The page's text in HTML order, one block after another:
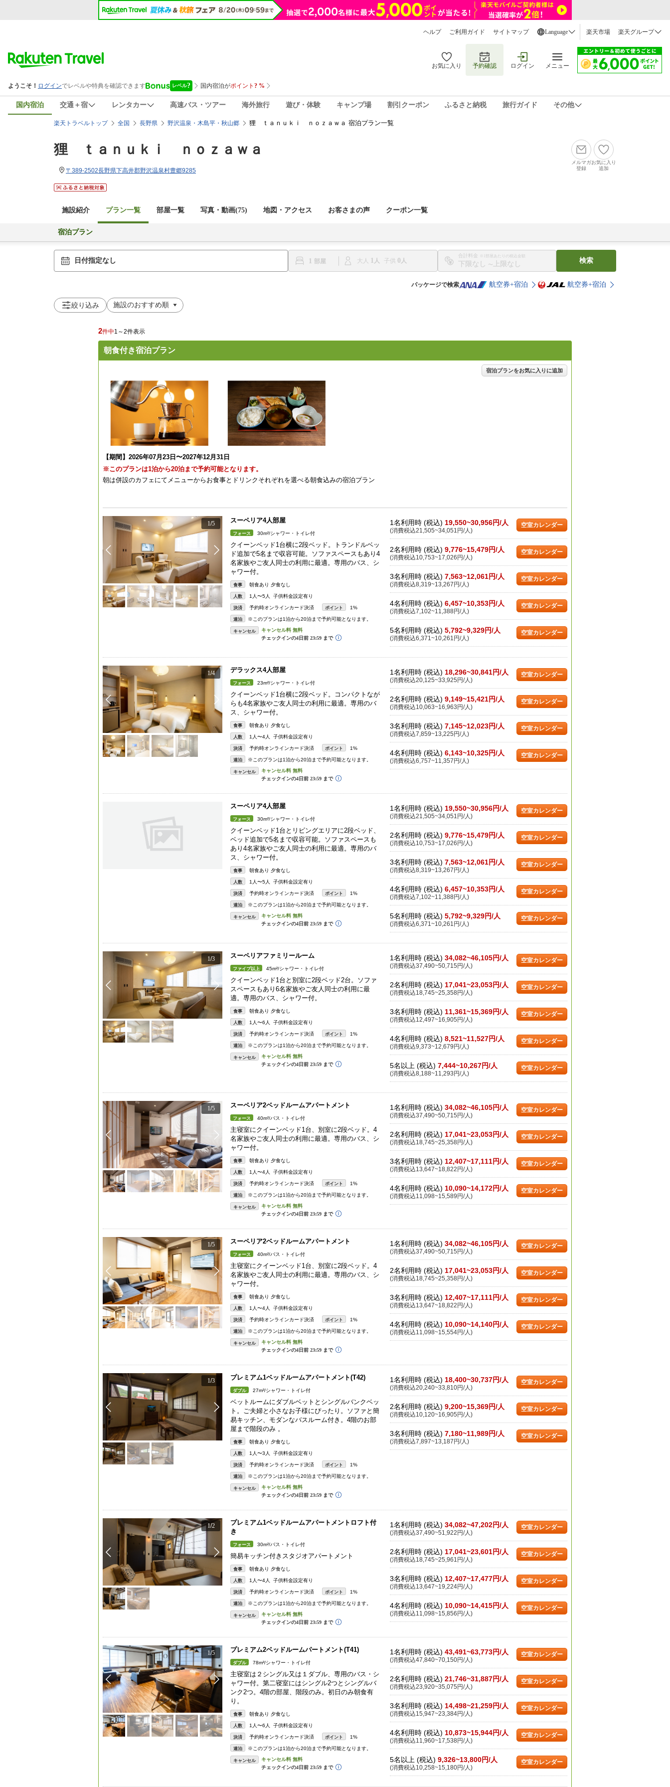
ヘルプ ご利用ガイド サイトマップ Language 楽天市場 楽天グループ
お気に入り 予約確認 ログイン メニュー
国内宿泊 交通＋宿 レンタカー 高速バス・ツアー 海外旅行 遊び・体験 キャンプ場 割引クーポン ふるさと納税 旅行ガイド その他
楽天トラベルトップ 全国 長野県 野沢温泉・木島平・秋山郷 狸 ｔａｎｕｋｉ ｎｏｚａｗａ 宿泊プラン一覧
狸 ｔａｎｕｋｉ ｎｏｚａｗａ
〒389-2502長野県下高井郡野沢温泉村豊郷9285
メルマガ
登録
お気に入り
追加
施設紹介 プラン一覧 部屋一覧 写真・動画(75) 地図・アクセス お客さまの声 クーポン一覧
宿泊プラン
日付指定なし 1 大人 1 子供 0
合計料金 ※1部屋あたりの税込金額
〜
検索
パッケージで検索 航空券+宿泊 航空券+宿泊
絞り込み
2件中1～2件表示
朝食付き宿泊プラン
宿泊プランをお気に入りに追加
【期間】2026年07月23日〜2027年12月31日
※このプランは1泊から20泊まで予約可能となります。
朝は併設のカフェにてメニューからお食事とドリンクそれぞれを選べる朝食込みの宿泊プラン
1/5 スーペリア4人部屋
フォース 30m²/シャワー・トイレ付
クイーンベッド1台横に2段ベッド。トランドルベッ
ド追加で5名まで収容可能。ソファスペースもあり4
名家族やご友人同士の利用に最適。専用のバス、シ
ャワー付。
食事 朝食あり 夕食なし
人数 1人〜5人 子供料金設定有り
決済 予約時オンラインカード決済 ポイント 1%
連泊 ※このプランは1泊から20泊まで予約可能となります。
キャンセル
1名利用時 (税込) 19,550~30,956円/人
(消費税込21,505~34,051円/人)
空室カレンダー
2名利用時 (税込) 9,776~15,479円/人
(消費税込10,753~17,026円/人)
空室カレンダー
3名利用時 (税込) 7,563~12,061円/人
(消費税込8,319~13,267円/人)
空室カレンダー
4名利用時 (税込) 6,457~10,353円/人
(消費税込7,102~11,388円/人)
空室カレンダー
5名利用時 (税込) 5,792~9,329円/人
(消費税込6,371~10,261円/人)
空室カレンダー
1/4 デラックス4人部屋
フォース 23m²/シャワー・トイレ付
クイーンベッド1台横に2段ベッド。コンパクトなが
らも4名家族やご友人同士の利用に最適。専用のバ
ス、シャワー付。
食事 朝食あり 夕食なし
人数 1人〜4人 子供料金設定有り
決済 予約時オンラインカード決済 ポイント 1%
連泊 ※このプランは1泊から20泊まで予約可能となります。
キャンセル
1名利用時 (税込) 18,296~30,841円/人
(消費税込20,125~33,925円/人)
空室カレンダー
2名利用時 (税込) 9,149~15,421円/人
(消費税込10,063~16,963円/人)
空室カレンダー
3名利用時 (税込) 7,145~12,023円/人
(消費税込7,859~13,225円/人)
空室カレンダー
4名利用時 (税込) 6,143~10,325円/人
(消費税込6,757~11,357円/人)
空室カレンダー
スーペリア4人部屋
フォース 30m²/シャワー・トイレ付
クイーンベッド1台とリビングエリアに2段ベッド、
ベッド追加で5名まで収容可能。ソファスペースも
あり4名家族やご友人同士の利用に最適。専用のバ
ス、シャワー付。
食事 朝食あり 夕食なし
人数 1人〜5人 子供料金設定有り
決済 予約時オンラインカード決済 ポイント 1%
連泊 ※このプランは1泊から20泊まで予約可能となります。
キャンセル
1名利用時 (税込) 19,550~30,956円/人
(消費税込21,505~34,051円/人)
空室カレンダー
2名利用時 (税込) 9,776~15,479円/人
(消費税込10,753~17,026円/人)
空室カレンダー
3名利用時 (税込) 7,563~12,061円/人
(消費税込8,319~13,267円/人)
空室カレンダー
4名利用時 (税込) 6,457~10,353円/人
(消費税込7,102~11,388円/人)
空室カレンダー
5名利用時 (税込) 5,792~9,329円/人
(消費税込6,371~10,261円/人)
空室カレンダー
1/3 スーペリアファミリールーム
ファイブ以上 45m²/シャワー・トイレ付
クイーンベッド1台と別室に2段ベッド2台。ソファ
スペースもあり6名家族やご友人同士の利用に最
適。専用のバス、シャワー付。
食事 朝食あり 夕食なし
人数 1人〜6人 子供料金設定有り
決済 予約時オンラインカード決済 ポイント 1%
連泊 ※このプランは1泊から20泊まで予約可能となります。
キャンセル
1名利用時 (税込) 34,082~46,105円/人
(消費税込37,490~50,715円/人)
空室カレンダー
2名利用時 (税込) 17,041~23,053円/人
(消費税込18,745~25,358円/人)
空室カレンダー
3名利用時 (税込) 11,361~15,369円/人
(消費税込12,497~16,905円/人)
空室カレンダー
4名利用時 (税込) 8,521~11,527円/人
(消費税込9,373~12,679円/人)
空室カレンダー
5名以上 (税込) 7,444~10,267円/人
(消費税込8,188~11,293円/人)
空室カレンダー
1/5 スーペリア2ベッドルームアパートメント
フォース 40m²/バス・トイレ付
主寝室にクイーンベッド1台、別室に2段ベッド。4
名家族やご友人同士の利用に最適。専用のバス、シ
ャワー付。
食事 朝食あり 夕食なし
人数 1人〜4人 子供料金設定有り
決済 予約時オンラインカード決済 ポイント 1%
連泊 ※このプランは1泊から20泊まで予約可能となります。
キャンセル
1名利用時 (税込) 34,082~46,105円/人
(消費税込37,490~50,715円/人)
空室カレンダー
2名利用時 (税込) 17,041~23,053円/人
(消費税込18,745~25,358円/人)
空室カレンダー
3名利用時 (税込) 12,407~17,111円/人
(消費税込13,647~18,822円/人)
空室カレンダー
4名利用時 (税込) 10,090~14,172円/人
(消費税込11,098~15,589円/人)
空室カレンダー
1/5 スーペリア2ベッドルームアパートメント
フォース 40m²/バス・トイレ付
主寝室にクイーンベッド1台、別室に2段ベッド。4
名家族やご友人同士の利用に最適。専用のバス、シ
ャワー付。
食事 朝食あり 夕食なし
人数 1人〜4人 子供料金設定有り
決済 予約時オンラインカード決済 ポイント 1%
連泊 ※このプランは1泊から20泊まで予約可能となります。
キャンセル
1名利用時 (税込) 34,082~46,105円/人
(消費税込37,490~50,715円/人)
空室カレンダー
2名利用時 (税込) 17,041~23,053円/人
(消費税込18,745~25,358円/人)
空室カレンダー
3名利用時 (税込) 12,407~17,111円/人
(消費税込13,647~18,822円/人)
空室カレンダー
4名利用時 (税込) 10,090~14,140円/人
(消費税込11,098~15,554円/人)
空室カレンダー
1/3 プレミアム1ベッドルームアパートメント(T42)
ダブル 27m²/シャワー・トイレ付
ベットルームにダブルベットとシングルバンクベッ
ト。ご夫婦と小さなお子様にぴったり。ソファと簡
易キッチン、モダンなバスルーム付き。4階のお部
屋まで階段のみ 。
食事 朝食あり 夕食なし
人数 1人〜3人 子供料金設定有り
決済 予約時オンラインカード決済 ポイント 1%
連泊 ※このプランは1泊から20泊まで予約可能となります。
キャンセル
1名利用時 (税込) 18,400~30,737円/人
(消費税込20,240~33,810円/人)
空室カレンダー
2名利用時 (税込) 9,200~15,369円/人
(消費税込10,120~16,905円/人)
空室カレンダー
3名利用時 (税込) 7,180~11,989円/人
(消費税込7,897~13,187円/人)
空室カレンダー
1/2
プレミアム1ベッドルームアパートメントロフト付
き
フォース 30m²/バス・トイレ付
簡易キッチン付きスタジオアパートメント
食事 朝食あり 夕食なし
人数 1人〜4人 子供料金設定有り
決済 予約時オンラインカード決済 ポイント 1%
連泊 ※このプランは1泊から20泊まで予約可能となります。
キャンセル
1名利用時 (税込) 34,082~47,202円/人
(消費税込37,490~51,922円/人)
空室カレンダー
2名利用時 (税込) 17,041~23,601円/人
(消費税込18,745~25,961円/人)
空室カレンダー
3名利用時 (税込) 12,407~17,477円/人
(消費税込13,647~19,224円/人)
空室カレンダー
4名利用時 (税込) 10,090~14,415円/人
(消費税込11,098~15,856円/人)
空室カレンダー
1/5 プレミアム2ベッドルームパートメント(T41)
ダブル 78m²/シャワー・トイレ付
主寝室は２シングル又は１ダブル、専用のバス・シ
ャワー付。第二寝室にはシングル2つとシングルバ
ンク2つ。4階の部屋、階段のみ。初日のみ朝食有
り。
食事 朝食あり 夕食なし
人数 1人〜6人 子供料金設定有り
決済 予約時オンラインカード決済 ポイント 1%
連泊 ※このプランは1泊から20泊まで予約可能となります。
キャンセル
1名利用時 (税込) 43,491~63,773円/人
(消費税込47,840~70,150円/人)
空室カレンダー
2名利用時 (税込) 21,746~31,887円/人
(消費税込23,920~35,075円/人)
空室カレンダー
3名利用時 (税込) 14,498~21,259円/人
(消費税込15,947~23,384円/人)
空室カレンダー
4名利用時 (税込) 10,873~15,944円/人
(消費税込11,960~17,538円/人)
空室カレンダー
5名以上 (税込) 9,326~13,800円/人
(消費税込10,258~15,180円/人)
空室カレンダー